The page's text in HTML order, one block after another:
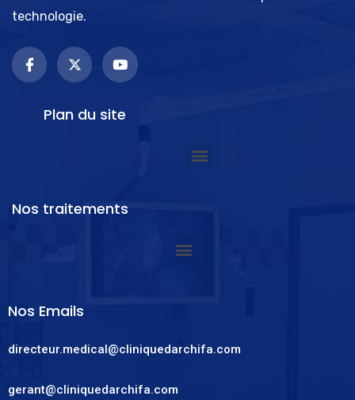
technologie.
Plan du site
Nos traitements
Nos Emails
directeur.medical@cliniquedarchifa.com
gerant@cliniquedarchifa.com